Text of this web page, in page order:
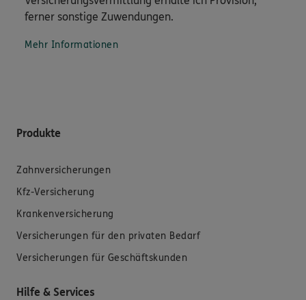
ferner sonstige Zuwendungen.
Mehr Informationen
Produkte
Zahnversicherungen
Kfz-Versicherung
Krankenversicherung
Versicherungen für den privaten Bedarf
Versicherungen für Geschäftskunden
Hilfe & Services